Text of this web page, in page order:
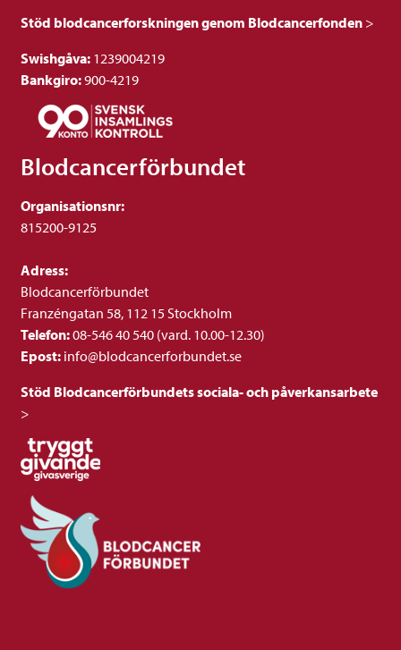
Stöd blodcancerforskningen genom Blodcancerfonden >
Swishgåva: 1239004219
Bankgiro:900-4219
Blodcancerförbundet
Organisationsnr:
815200-9125
Adress:
Blodcancerförbundet
Franzéngatan 58, 112 15 Stockholm
Telefon:08-546 40 540 (vard. 10.00-12.30)
Epost: info@blodcancerforbundet.se
Stöd Blodcancerförbundets sociala- och påverkansarbete
>